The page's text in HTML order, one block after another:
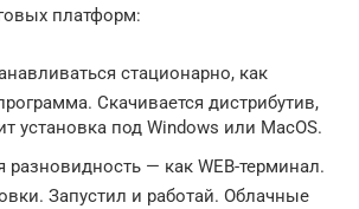
платформ:
стационарно, как
Скачивается дистрибутив,
установка под Windows или MacOS.
разновидность — как WEB-терминал.
Запустил и работай. Облачные